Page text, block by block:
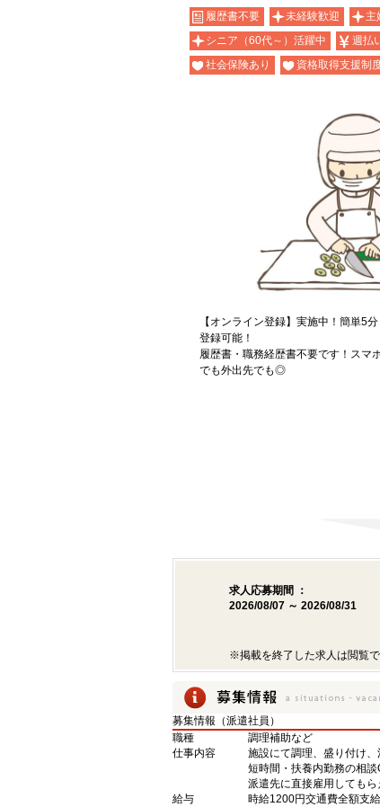
履歴書不要 未経験歓迎 主
シニア（60代～）活躍中
週払
社会保険あり
資格取得支援制
【オンライン登録】実施中！簡単5
登録可能！
履歴書・職務経歴書不要です！スマ
でも外出先でも◎
求人応募期間 ：
2026/08/07 ～ 2026/08/31
※掲載を終了した求人は閲覧
募集情報（派遣社員）
職種
調理補助など
仕事内容
施設にて調理、盛り付け、
短時間・扶養内勤務の相
派遣先に直接雇用しても
給与
時給1200円交通費全額支給